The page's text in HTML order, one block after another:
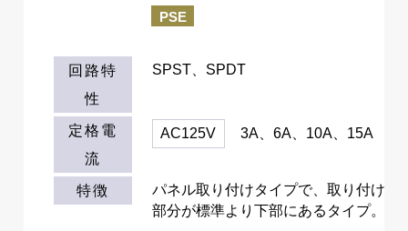
PSE
回路特
性
SPST、SPDT
定格電
流
AC125V 3A、6A、10A、15A
特徴
パネル取り付けタイプで、取り付け
部分が標準より下部にあるタイプ。